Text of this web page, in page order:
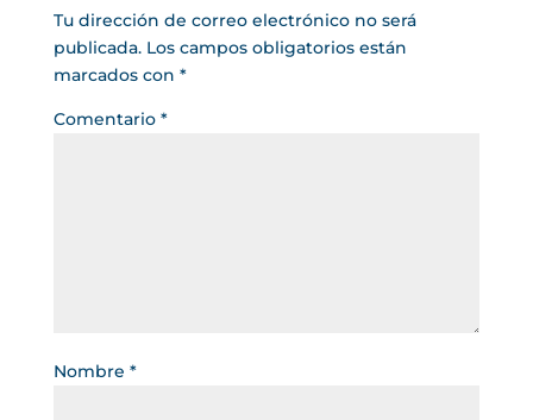
Tu dirección de correo electrónico no será
publicada. Los campos obligatorios están
marcados con *
Comentario *
Nombre *